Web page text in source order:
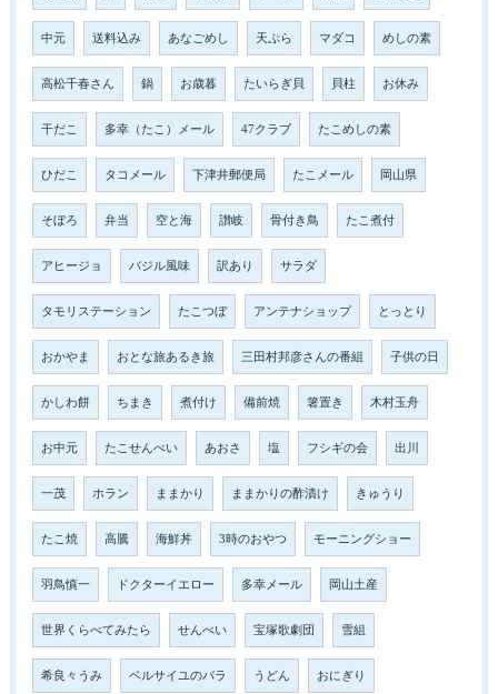
中元 送料込み あなごめし 天ぷら マダコ めしの素
高松千春さん 鍋 お歳暮 たいらぎ貝 貝柱 お休み
干だこ 多幸（たこ）メール 47クラブ たこめしの素
ひだこ タコメール 下津井郵便局 たこメール 岡山県
そぼろ 弁当 空と海 讃岐 骨付き鳥 たこ煮付
アヒージョ バジル風味 訳あり サラダ
タモリステーション たこつぼ アンテナショップ とっとり
おかやま おとな旅あるき旅 三田村邦彦さんの番組 子供の日
かしわ餅 ちまき 煮付け 備前焼 箸置き 木村玉舟
お中元 たこせんべい あおさ 塩 フシギの会 出川
一茂 ホラン ままかり ままかりの酢漬け きゅうり
たこ焼 高騰 海鮮丼 3時のおやつ モーニングショー
羽鳥慎一 ドクターイエロー 多幸メール 岡山土産
世界くらべてみたら せんべい 宝塚歌劇団 雪組
希良々うみ ベルサイユのバラ うどん おにぎり